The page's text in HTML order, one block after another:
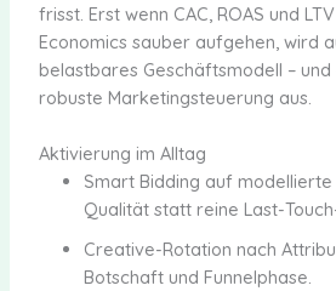
frisst. Erst wenn CAC, ROAS und
Economics sauber aufgehen, wird
belastbares Geschäftsmodell –
robuste Marketingsteuerung aus.
Aktivierung im Alltag
Smart Bidding auf modellierte
Qualität statt reine Last-
Creative-Rotation nach
Botschaft und Funnelphase.